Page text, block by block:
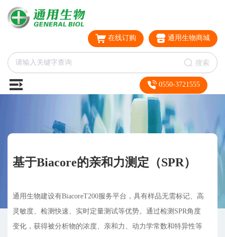
在线订购 通用生物商城
搜索
0550-3721555
基于Biacore的亲和力测定（SPR）
通用生物建设有BiacoreT200服务平台，具有样品无需标记、高
灵敏度、检测快速、实时定量测试等优势。通过检测SPR角度
变化，获得被分析物的浓度、亲和力、动力学常数和特异性等